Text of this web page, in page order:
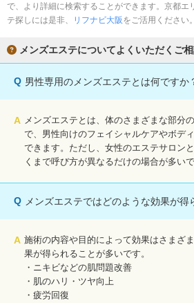
で、より詳細に検索することができます。京都エ
テ探しには是非、
リフナビ大阪 をご活用ください。
メンズエステについてよくいただくご
Q 男性専用のメンズエステとは何ですか
A メンズエステとは、体のさまざまな部分
で、男性向けのフェイシャルケアやボデ
できます。ただし、女性のエステサロン
くまで呼び方が異なるだけの場合が多いで
Q メンズエステではどのような効果が得
A 施術の内容や目的によって効果はさまざ
果が得られることが多いです。
・ニキビなどの肌問題改善
・肌のハリ・ツヤ向上
・疲労回復